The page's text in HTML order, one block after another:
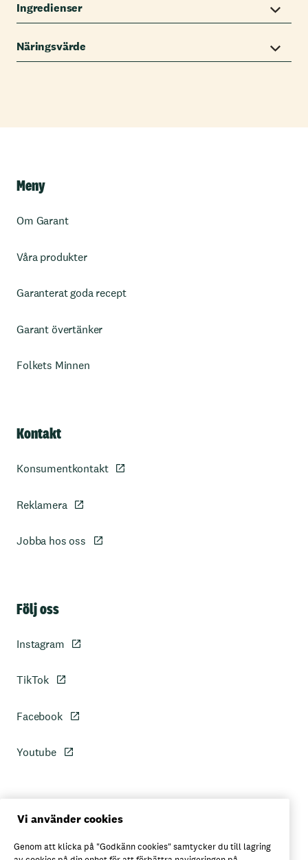
Ingredienser
Näringsvärde
Meny
Om Garant
Våra produkter
Garanterat goda recept
Garant övertänker
Folkets Minnen
Kontakt
Konsumentkontakt
Reklamera
Jobba hos oss
Följ oss
Instagram
TikTok
Facebook
Youtube
Personuppgiftspolicy
Axfoods integritetspolicy
Vi använder cookies
Genom att klicka på "Godkänn cookies" samtycker du till lagring